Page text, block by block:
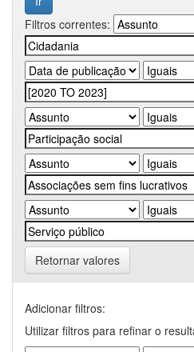
Filtros correntes:
Retornar valores
Adicionar filtros:
Utilizar filtros para refinar o